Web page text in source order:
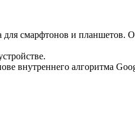
смарфтонов и планшетов.
внутреннего алгоритма